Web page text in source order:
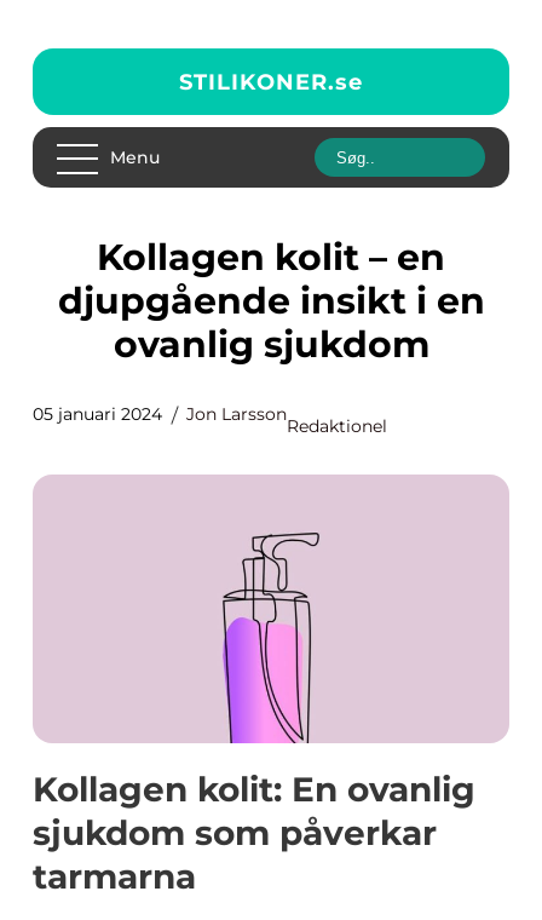
STILIKONER.se
Menu
Kollagen kolit – en
djupgående insikt i en
ovanlig sjukdom
05 januari 2024 Jon Larsson
Redaktionel
Kollagen kolit: En ovanlig
sjukdom som påverkar
tarmarna